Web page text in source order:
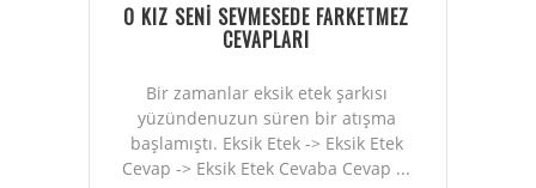
O KIZ SENİ SEVMESEDE FARKETMEZ
CEVAPLARI
Bir zamanlar eksik etek şarkısı
yüzündenuzun süren bir atışma
başlamıştı. Eksik Etek -> Eksik Etek
Cevap -> Eksik Etek Cevaba Cevap ...